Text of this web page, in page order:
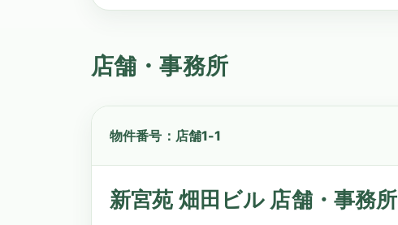
店舗・事務所
物件番号：店舗1-1
新宮苑 畑田ビル 店舗・事務所